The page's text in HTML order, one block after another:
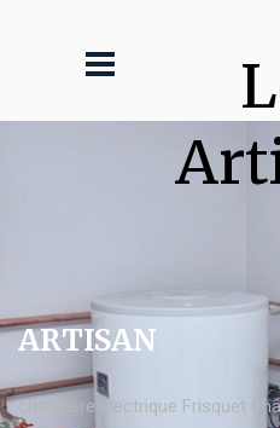
ARTISAN
chaudière électrique Frisquet